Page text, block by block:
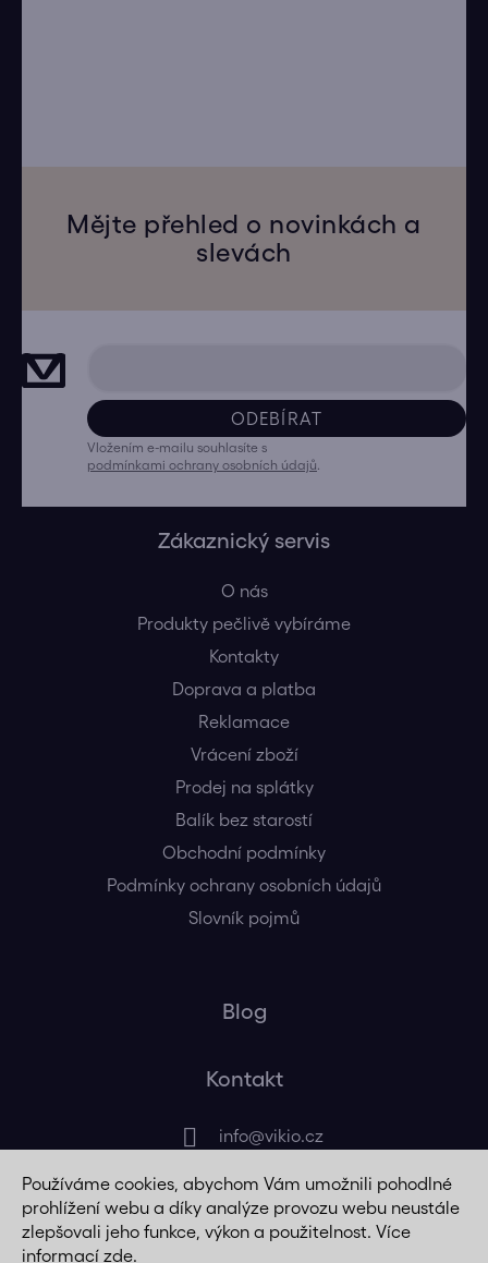
Používáme cookies, abychom Vám umožnili pohodlné
prohlížení webu a díky analýze provozu webu neustále
zlepšovali jeho funkce, výkon a použitelnost. Více
informací zde.
Mějte přehled o novinkách a
slevách
ODEBÍRAT
Vložením e-mailu souhlasíte s
podmínkami ochrany osobních údajů
Zákaznický servis
O nás
Produkty pečlivě vybíráme
Kontakty
Doprava a platba
Reklamace
Vrácení zboží
Prodej na splátky
Balík bez starostí
Obchodní podmínky
Podmínky ochrany osobních údajů
Slovník pojmů
Blog
Kontakt
info@vikio.cz
+420 725 320 508